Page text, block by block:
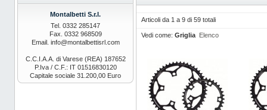
Articoli da 1 a 9 di 59 totali
Vedi come: Griglia Elenco
Montalbetti S.r.l.
Tel. 0332 285147
Fax. 0332 968509
Email. info@montalbettisrl.com
C.C.I.A.A. di Varese (REA) 187652
P.Iva / C.F.: IT 01516830120
Capitale sociale 31.200,00 Euro